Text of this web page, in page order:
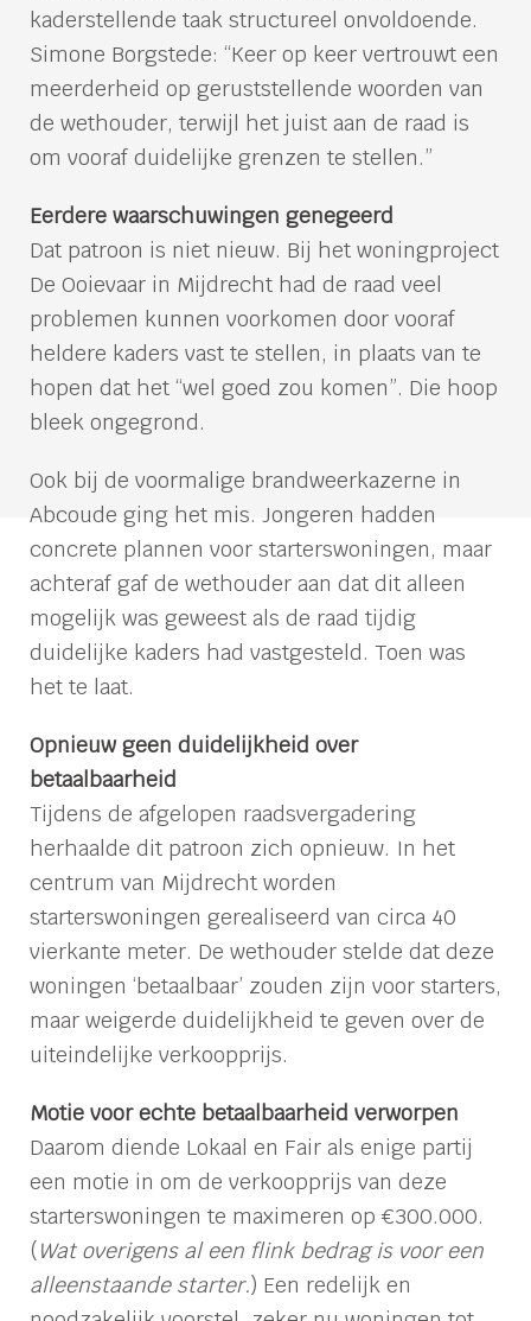
kaderstellende taak structureel onvoldoende.
Simone Borgstede: “Keer op keer vertrouwt een
meerderheid op geruststellende woorden van
de wethouder, terwijl het juist aan de raad is
om vooraf duidelijke grenzen te stellen.”
Eerdere waarschuwingen genegeerd
Dat patroon is niet nieuw. Bij het woningproject
De Ooievaar in Mijdrecht had de raad veel
problemen kunnen voorkomen door vooraf
heldere kaders vast te stellen, in plaats van te
hopen dat het “wel goed zou komen”. Die hoop
bleek ongegrond.
Ook bij de voormalige brandweerkazerne in
Abcoude ging het mis. Jongeren hadden
concrete plannen voor starterswoningen, maar
achteraf gaf de wethouder aan dat dit alleen
mogelijk was geweest als de raad tijdig
duidelijke kaders had vastgesteld. Toen was
het te laat.
Opnieuw geen duidelijkheid over
betaalbaarheid
Tijdens de afgelopen raadsvergadering
herhaalde dit patroon zich opnieuw. In het
centrum van Mijdrecht worden
starterswoningen gerealiseerd van circa 40
vierkante meter. De wethouder stelde dat deze
woningen ‘betaalbaar’ zouden zijn voor starters,
maar weigerde duidelijkheid te geven over de
uiteindelijke verkoopprijs.
Motie voor echte betaalbaarheid verworpen
Daarom diende Lokaal en Fair als enige partij
een motie in om de verkoopprijs van deze
starterswoningen te maximeren op €300.000.
(Wat overigens al een flink bedrag is voor een
alleenstaande starter.) Een redelijk en